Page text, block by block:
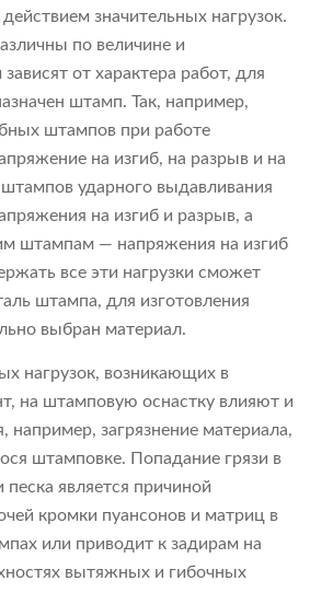
значительных нагрузок.
по величине и
от характера работ, для
штамп. Так, например,
штампов при работе
на изгиб, на разрыв и на
ударного выдавливания
на изгиб и разрыв, а
штампам — напряжения на изгиб
все эти нагрузки сможет
штампа, для изготовления
выбран материал.
нагрузок, возникающих в
на штамповую оснастку влияют и
например, загрязнение материала,
штамповке. Попадание грязи в
песка является причиной
кромки пуансонов и матриц в
или приводит к задирам на
вытяжных и гибочных